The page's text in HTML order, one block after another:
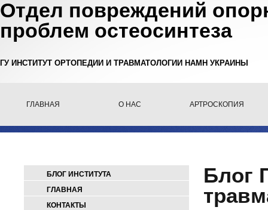
Отдел повреждений
проблем остеосинтеза
ГУ ИНСТИТУТ ОРТОПЕДИИ И ТРАВМАТОЛОГИИ НАМН УКРАИНЫ
ГЛАВНАЯ О НАС АРТРОСКОПИЯ
БЛОГ ИНСТИТУТА
ГЛАВНАЯ
КОНТАКТЫ
Блог